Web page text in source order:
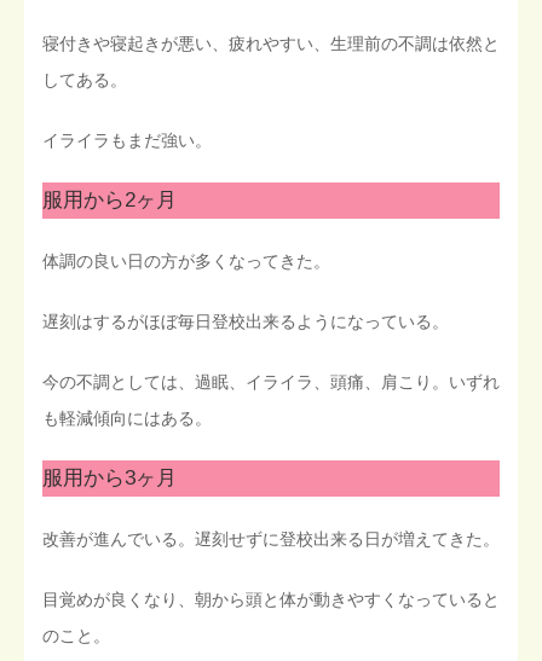
寝付きや寝起きが悪い、疲れやすい、生理前の不調は依然と
してある。
イライラもまだ強い。
服用から2ヶ月
体調の良い日の方が多くなってきた。
遅刻はするがほぼ毎日登校出来るようになっている。
今の不調としては、過眠、イライラ、頭痛、肩こり。いずれ
も軽減傾向にはある。
服用から3ヶ月
改善が進んでいる。遅刻せずに登校出来る日が増えてきた。
目覚めが良くなり、朝から頭と体が動きやすくなっていると
のこと。